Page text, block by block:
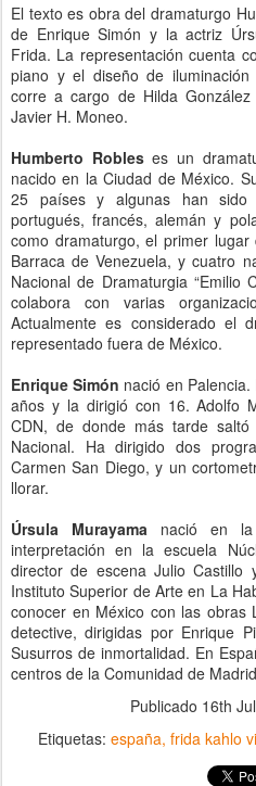
El texto es obra del dramaturgo
de Enrique Simón y la actriz
Frida. La representación cuenta
piano y el diseño de
corre a cargo de Hilda
Javier H. Moneo.
Humberto Robleses un
nacido en la Ciudad de México.
25 países y algunas han sido
portugués, francés, alemán y
como dramaturgo, el primer
Barraca de Venezuela, y cuatro
Nacional de Dramaturgia “Emilio
colabora con varias
Actualmente es considerado el
representado fuera de México.
Enrique Simón nació en
años y la dirigió con 16. Adolfo
CDN, de donde más tarde
Nacional. Ha dirigido dos
Carmen San Diego, y un
llorar.
Úrsula Murayama nació en la
interpretación en la escuela
director de escena Julio
Instituto Superior de Arte en La
conocer en México con las obras
detective, dirigidas por Enrique
Susurros de inmortalidad. En
centros de la Comunidad de
Publicado 16th
Etiquetas: españa frida kahlo